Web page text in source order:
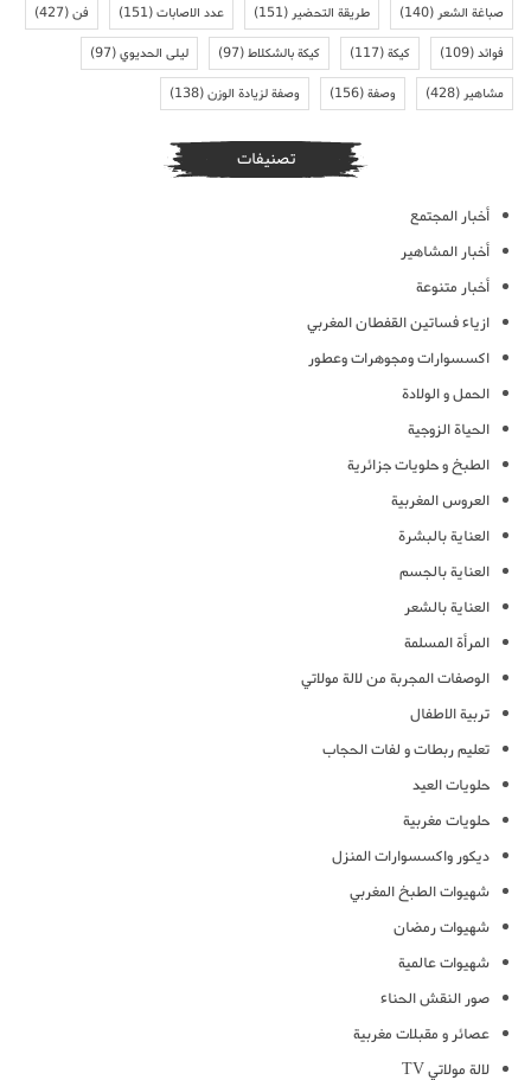
صباغة الشعر(140) طريقة التحضير(151) عدد الاصابات(151) فن(427)
فوائد(109) كيكة(117) كيكة بالشكلاط(97) ليلى الحديوي(97)
مشاهير(428) وصفة(156) وصفة لزيادة الوزن(138)
تصنيفات
أخبار المجتمع
أخبار المشاهير
أخبار متنوعة
ازياء فساتين القفطان المغربي
اكسسوارات ومجوهرات وعطور
الحمل و الولادة
الحياة الزوجية
الطبخ و حلويات جزائرية
العروس المغربية
العناية بالبشرة
العناية بالجسم
العناية بالشعر
المرأة المسلمة
الوصفات المجربة من لالة مولاتي
تربية الاطفال
تعليم ربطات و لفات الحجاب
حلويات العيد
حلويات مغربية
ديكور واكسسوارات المنزل
شهيوات الطبخ المغربي
شهيوات رمضان
شهيوات عالمية
صور النقش الحناء
عصائر و مقبلات مغربية
لالة مولاتي TV